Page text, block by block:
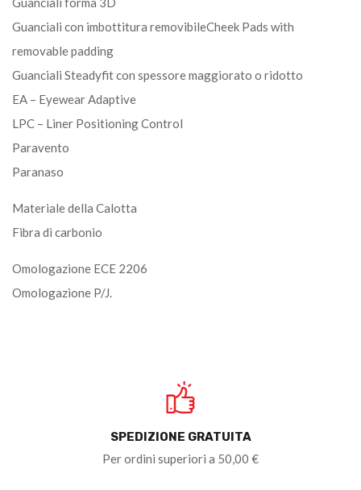
Guanciali con imbottitura removibileCheek Pads with
removable padding
Guanciali Steadyfit con spessore maggiorato o ridotto
EA – Eyewear Adaptive
LPC – Liner Positioning Control
Paravento
Paranaso
Materiale della Calotta
Fibra di carbonio
Omologazione ECE 2206
Omologazione P/J.
SPEDIZIONE GRATUITA
Per ordini superiori a 50,00 €